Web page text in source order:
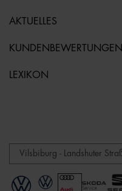
AKTUELLES
KUNDENBEWERTUNGEN
LEXIKON